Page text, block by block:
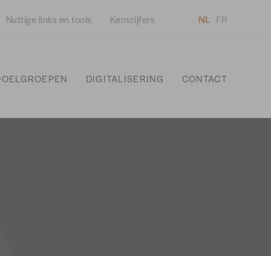
Nuttige links en tools Kerncijfers NL FR
DIGITALISERING CONTACT